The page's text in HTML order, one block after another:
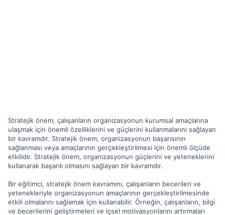
Stratejik önem, çalışanların organizasyonun kurumsal amaçlarına
ulaşmak için önemli özelliklerini ve güçlerini kullanmalarını sağlayan
bir kavramdır. Stratejik önem, organizasyonun başarısının
sağlanması veya amaçlarının gerçekleştirilmesi için önemli ölçüde
etkilidir. Stratejik önem, organizasyonun güçlerini ve yeteneklerini
kullanarak başarılı olmasını sağlayan bir kavramdır.
Bir eğitimci, stratejik önem kavramını, çalışanların becerileri ve
yetenekleriyle organizasyonun amaçlarının gerçekleştirilmesinde
etkili olmalarını sağlamak için kullanabilir. Örneğin, çalışanların, bilgi
ve becerilerini geliştirmeleri ve içsel motivasyonlarını artırmaları